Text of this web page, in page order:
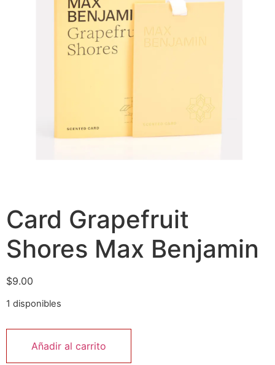
Card Grapefruit
Shores Max Benjamin
$9.00
1 disponibles
Añadir al carrito